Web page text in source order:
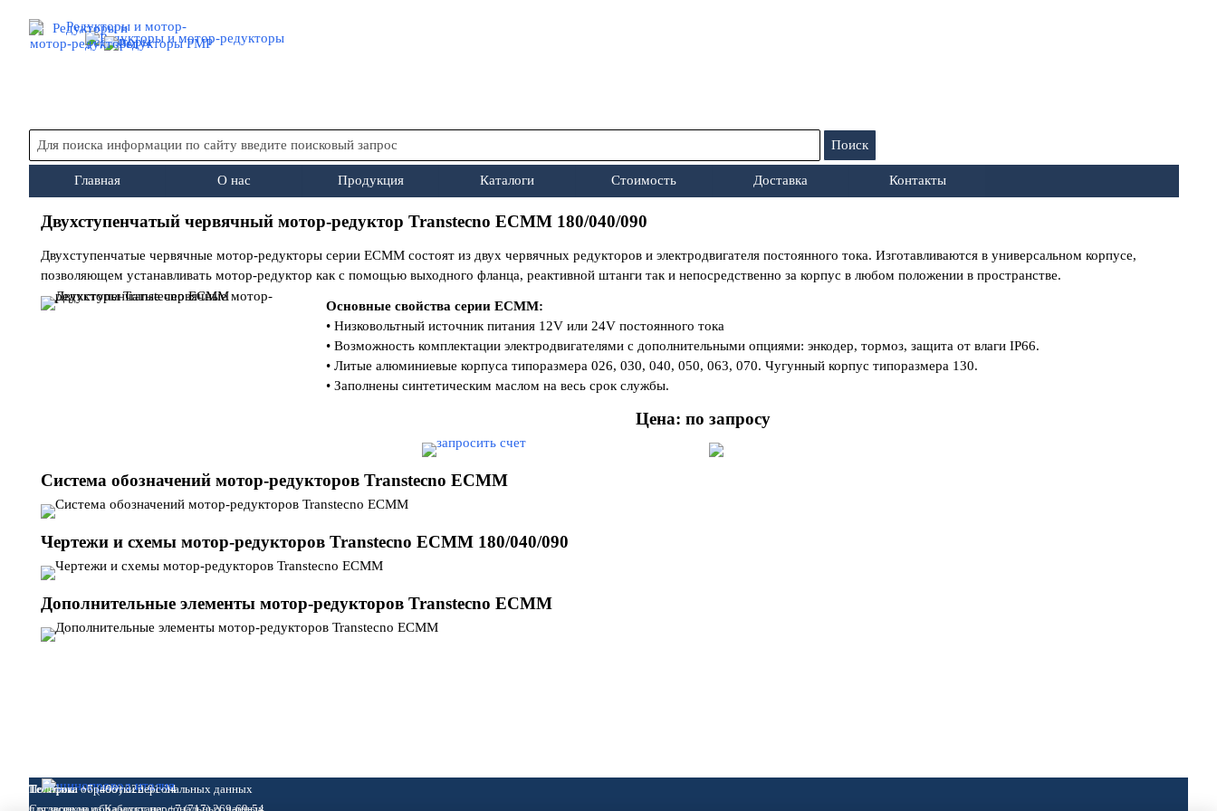
Поиск
Главная О нас ▼
Продукция ▼
Каталоги ▼
Стоимость Доставка Контакты
Двухступенчатый червячный мотор-редуктор Transtecno ECMM 180/040/090
Двухступенчатые червячные мотор-редукторы серии ЕСММ состоят из двух червячных редукторов и электродвигателя постоянного тока. Изготавливаются в универсальном корпусе,
позволяющем устанавливать мотор-редуктор как с помощью выходного фланца, реактивной штанги так и непосредственно за корпус в любом положении в пространстве.
Основные свойства серии ЕСМM:
• Низковольтный источник питания 12V или 24V постоянного тока
• Возможность комплектации электродвигателями с дополнительными опциями: энкодер, тормоз, защита от влаги IP66.
• Литые алюминиевые корпуса типоразмера 026, 030, 040, 050, 063, 070. Чугунный корпус типоразмера 130.
• Заполнены синтетическим маслом на весь срок службы.
Цена: по запросу
Система обозначений мотор-редукторов Transtecno ECMM
Чертежи и схемы мотор-редукторов Transtecno ECMM 180/040/090
Дополнительные элементы мотор-редукторов Transtecno ECMM
Политика обработки персональных данных
Телефон: +7 (499) 322-91-34